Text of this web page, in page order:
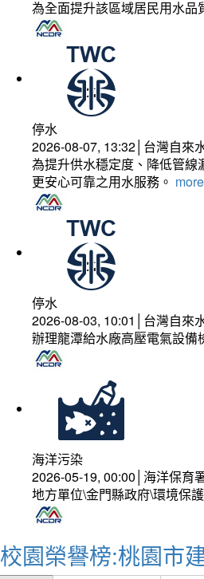
為全面提升該區域居民用水
停水
2026-08-07, 13:32│台灣自來
為提升供水穩定度、降低管
更安心可靠之用水服務。
停水
2026-08-03, 10:01│台灣自來
辦理龍潭給水廠高壓電氣設備
海洋污染
2026-05-19, 00:00│海洋保育
地方單位\金門縣政府\環境保
校園榮譽榜:桃園市